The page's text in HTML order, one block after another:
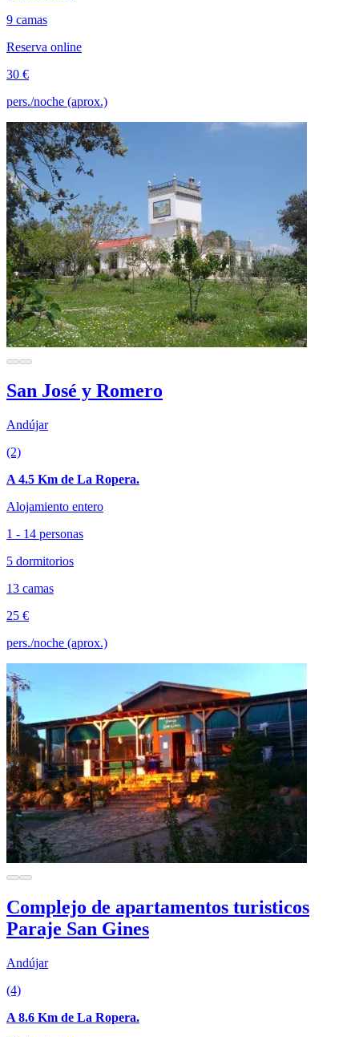
9 camas
Reserva online
30 €
pers./noche (aprox.)
San José y Romero
Andújar
(2)
A 4.5 Km de La Ropera.
Alojamiento entero
1 - 14 personas
5 dormitorios
13 camas
25 €
pers./noche (aprox.)
Complejo de apartamentos turisticos
Paraje San Gines
Andújar
(4)
A 8.6 Km de La Ropera.